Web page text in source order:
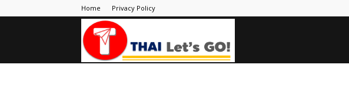
Home Privacy Policy